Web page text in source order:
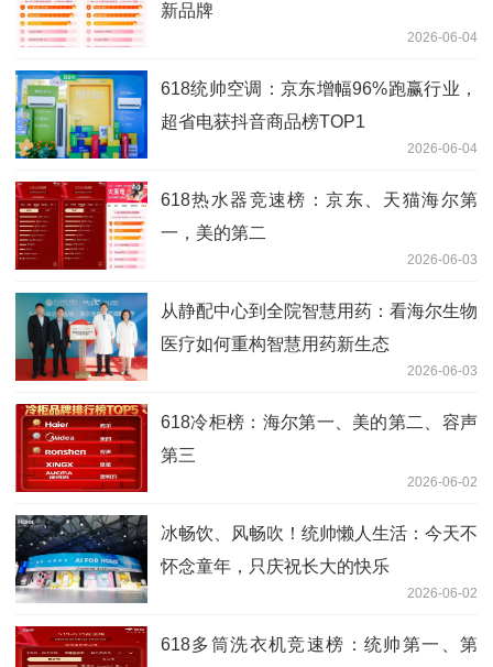
新品牌
2026-06-04
618统帅空调：京东增幅96%跑赢行业，
超省电获抖音商品榜TOP1
2026-06-04
618热水器竞速榜：京东、天猫海尔第
一，美的第二
2026-06-03
从静配中心到全院智慧用药：看海尔生物
医疗如何重构智慧用药新生态
2026-06-03
618冷柜榜：海尔第一、美的第二、容声
第三
2026-06-02
冰畅饮、风畅吹！统帅懒人生活：今天不
怀念童年，只庆祝长大的快乐
2026-06-02
618多筒洗衣机竞速榜：统帅第一、第